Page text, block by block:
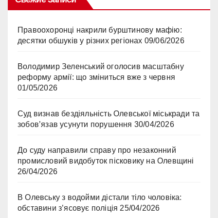
Правоохоронці накрили бурштинову мафію:
десятки обшуків у різних регіонах 09/06/2026
Володимир Зеленський оголосив масштабну
реформу армії: що зміниться вже з червня
01/05/2026
Суд визнав бездіяльність Олевської міськради та
зобов’язав усунути порушення 30/04/2026
До суду направили справу про незаконний
промисловий видобуток пісковику на Олевщині
26/04/2026
В Олевську з водойми дістали тіло чоловіка:
обставини з’ясовує поліція 25/04/2026